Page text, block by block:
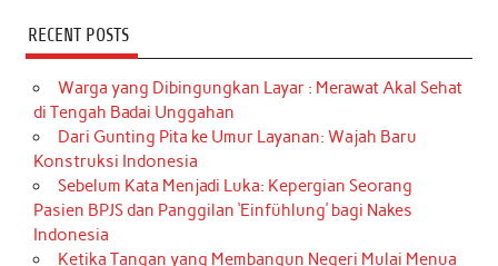
RECENT POSTS
Warga yang Dibingungkan Layar : Merawat Akal Sehat
di Tengah Badai Unggahan
Dari Gunting Pita ke Umur Layanan: Wajah Baru
Konstruksi Indonesia
Sebelum Kata Menjadi Luka: Kepergian Seorang
Pasien BPJS dan Panggilan ‘Einfühlung’ bagi Nakes
Indonesia
Ketika Tangan yang Membangun Negeri Mulai Menua